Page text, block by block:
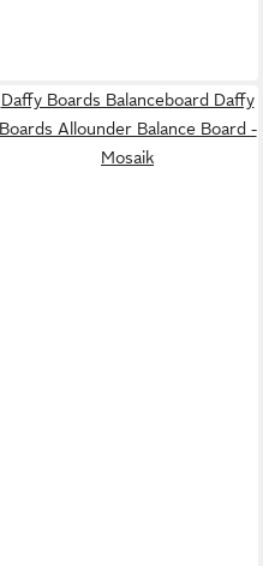
Daffy Boards Balanceboard Daffy
Boards Allounder Balance Board -
Mosaik